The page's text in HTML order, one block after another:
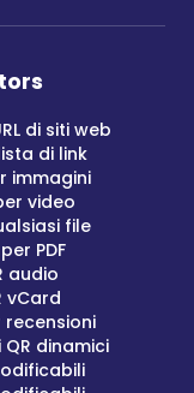
di siti web
di link
immagini
video
file
PDF
audio
vCard
recensioni
dinamici